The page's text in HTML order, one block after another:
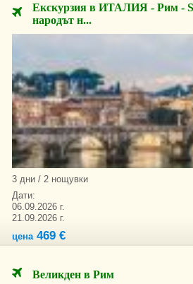
Екскурзия в ИТАЛИЯ - Рим -
народът н...
3 дни / 2 нощувки
Дати:
06.09.2026 г.
21.09.2026 г.
цена 469 €
Великден в Рим